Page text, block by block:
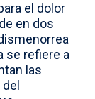
el dolor
en dos
se refiere a
las